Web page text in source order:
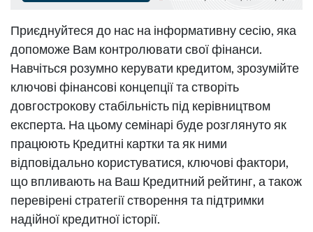
Приєднуйтеся до нас на інформативну сесію, яка
допоможе Вам контролювати свої фінанси.
Навчіться розумно керувати кредитом, зрозумійте
ключові фінансові концепції та створіть
довгострокову стабільність під керівництвом
експерта. На цьому семінарі буде розглянуто як
працюють Кредитні картки та як ними
відповідально користуватися, ключові фактори,
що впливають на Ваш Кредитний рейтинг, а також
перевірені стратегії створення та підтримки
надійної кредитної історії.